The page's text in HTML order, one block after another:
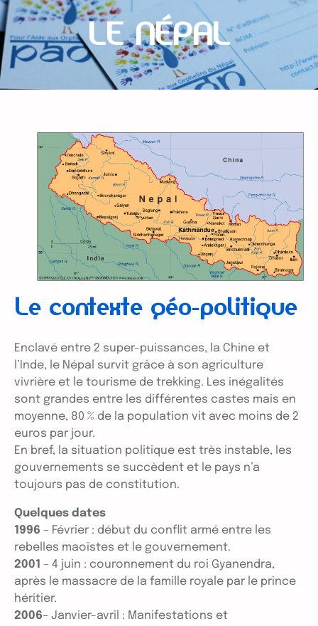
LE NÉPAL
Le contexte géo-politique
Enclavé entre 2 super-puissances, la Chine et
l’Inde, le Népal survit grâce à son agriculture
vivrière et le tourisme de trekking. Les inégalités
sont grandes entre les différentes castes mais en
moyenne, 80 % de la population vit avec moins de 2
euros par jour.
En bref, la situation politique est très instable, les
gouvernements se succèdent et le pays n’a
toujours pas de constitution.
Quelques dates
1996 – Février : début du conflit armé entre les
rebelles maoïstes et le gouvernement.
2001 – 4 juin : couronnement du roi Gyanendra,
après le massacre de la famille royale par le prince
héritier.
2006– Janvier-avril : Manifestations et